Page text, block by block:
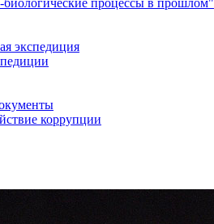
биологические процессы в прошлом"
экспедиция
коррупции